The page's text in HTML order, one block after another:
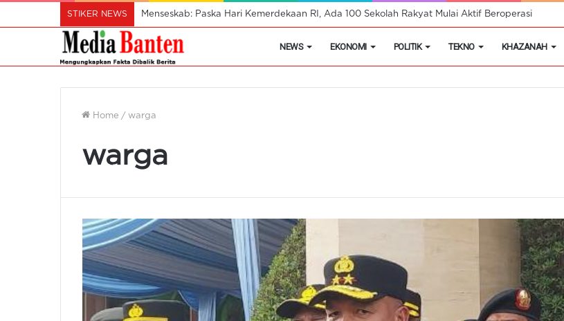
STIKER NEWS Mendes Pastikan Koperasi Desa Merah Putih Tidak Akan Menutup Warung Kelontongan di Desa
NEWS EKONOMI POLITIK TEKNO KHAZANAH
Home / warga
warga